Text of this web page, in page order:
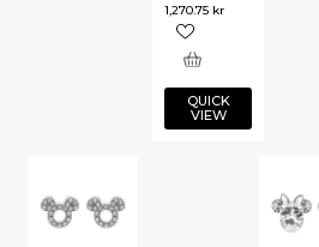
1,270.75 kr
QUICK
VIEW